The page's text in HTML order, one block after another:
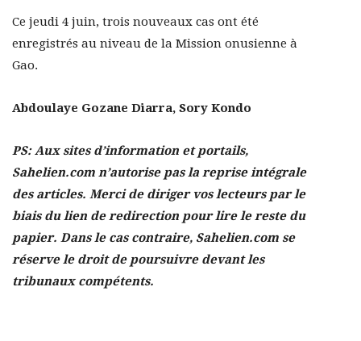
Ce jeudi 4 juin, trois nouveaux cas ont été
enregistrés au niveau de la Mission onusienne à
Gao.
Abdoulaye Gozane Diarra, Sory Kondo
PS: Aux sites d’information et portails,
Sahelien.com n’autorise pas la reprise intégrale
des articles. Merci de diriger vos lecteurs par le
biais du lien de redirection pour lire le reste du
papier. Dans le cas contraire, Sahelien.com se
réserve le droit de poursuivre devant les
tribunaux compétents.